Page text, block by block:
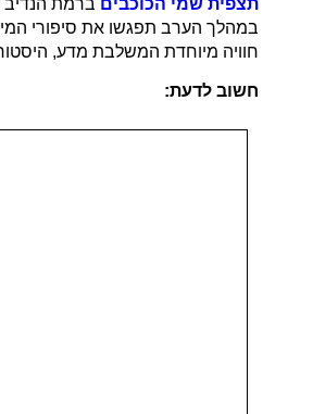
במהלך הערב תפגשו את סיפורי
חוויה מיוחדת המשלבת מדע,
חשוב לדעת: